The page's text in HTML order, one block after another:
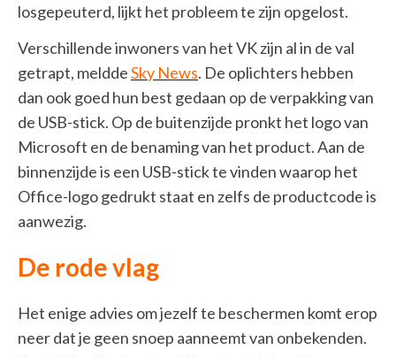
losgepeuterd, lijkt het probleem te zijn opgelost.
Verschillende inwoners van het VK zijn al in de val
getrapt, melddeSky News. De oplichters hebben
dan ook goed hun best gedaan op de verpakking van
de USB-stick. Op de buitenzijde pronkt het logo van
Microsoft en de benaming van het product. Aan de
binnenzijde is een USB-stick te vinden waarop het
Office-logo gedrukt staat en zelfs de productcode is
aanwezig.
De rode vlag
Het enige advies om jezelf te beschermen komt erop
neer dat je geen snoep aanneemt van onbekenden.